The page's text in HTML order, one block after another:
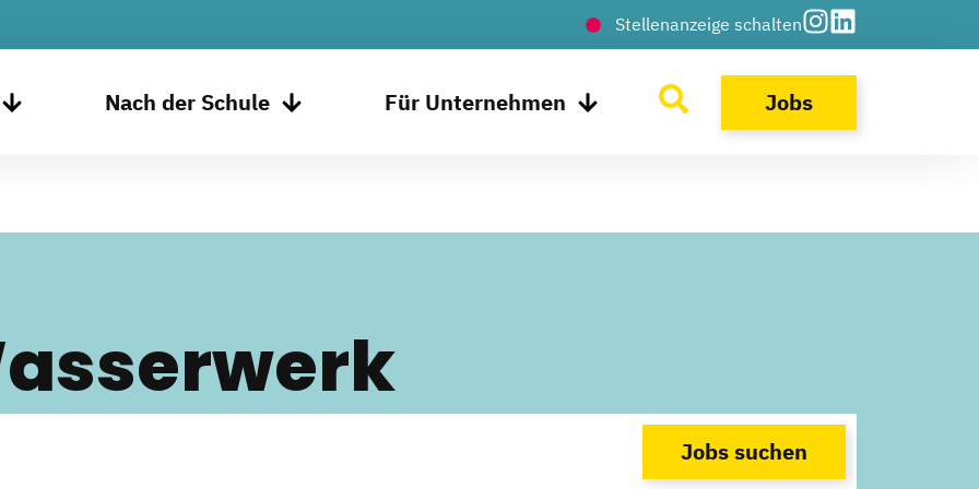
Stellenanzeige schalten
Nach der Schule Für Unternehmen Jobs
Jobs suchen